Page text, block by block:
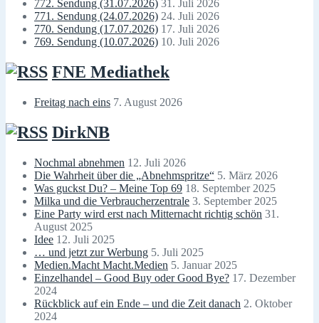
772. Sendung (31.07.2026) 31. Juli 2026
771. Sendung (24.07.2026) 24. Juli 2026
770. Sendung (17.07.2026) 17. Juli 2026
769. Sendung (10.07.2026) 10. Juli 2026
FNE Mediathek
Freitag nach eins 7. August 2026
DirkNB
Nochmal abnehmen 12. Juli 2026
Die Wahrheit über die „Abnehmspritze“ 5. März 2026
Was guckst Du? – Meine Top 69 18. September 2025
Milka und die Verbraucherzentrale 3. September 2025
Eine Party wird erst nach Mitternacht richtig schön 31.
August 2025
Idee 12. Juli 2025
… und jetzt zur Werbung 5. Juli 2025
Medien.Macht Macht.Medien 5. Januar 2025
Einzelhandel – Good Buy oder Good Bye? 17. Dezember
2024
Rückblick auf ein Ende – und die Zeit danach 2. Oktober
2024